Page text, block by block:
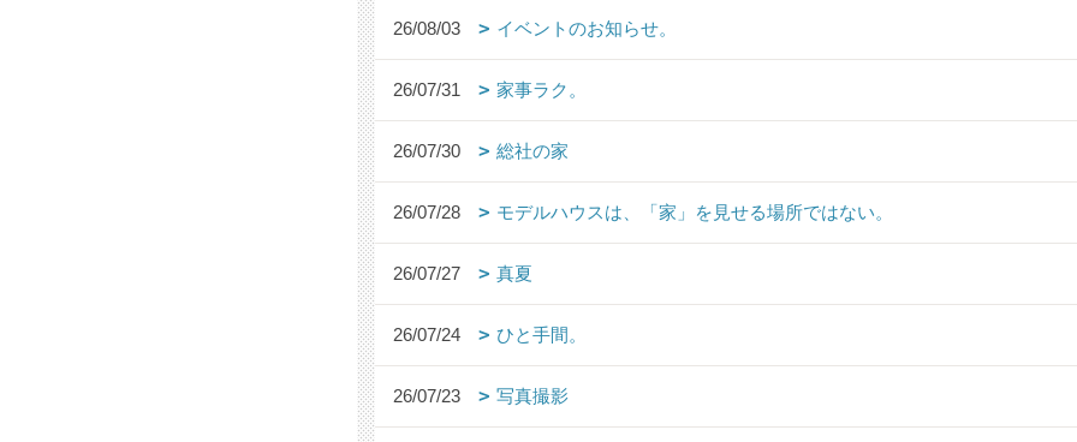
26/08/03 イベントのお知らせ。
26/07/31 家事ラク。
26/07/30 総社の家
26/07/28 モデルハウスは、「家」を見せる場所ではない。
26/07/27 真夏
26/07/24 ひと手間。
26/07/23 写真撮影